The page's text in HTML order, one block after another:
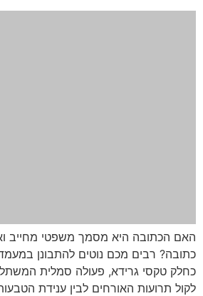
האם הכתובה היא מסמך משפטי מחייב
כתובה? רבים מכם נוטים להתבונן
כחלק טקסי גרידא, פעולה סמלית
לקול תרועות האורחים לבין ענידת